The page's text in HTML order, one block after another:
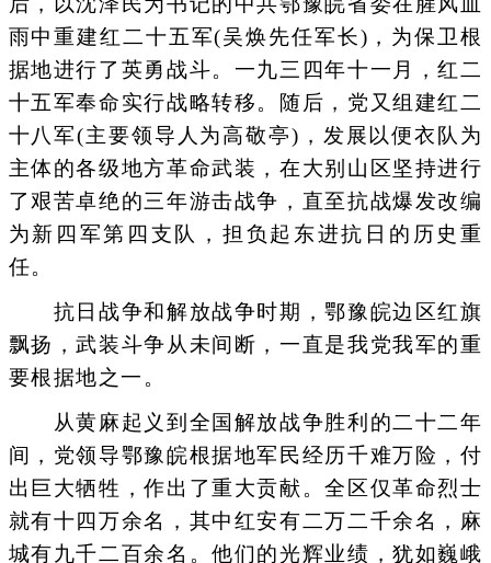
雨中重建红二十五军(吴焕先任军长)，为保卫根
据地进行了英勇战斗。一九三四年十一月，红二
十五军奉命实行战略转移。随后，党又组建红二
十八军(主要领导人为高敬亭)，发展以便衣队为
主体的各级地方革命武装，在大别山区坚持进行
了艰苦卓绝的三年游击战争，直至抗战爆发改编
为新四军第四支队，担负起东进抗日的历史重
任。
抗日战争和解放战争时期，鄂豫皖边区红旗
飘扬，武装斗争从未间断，一直是我党我军的重
要根据地之一。
从黄麻起义到全国解放战争胜利的二十二年
间，党领导鄂豫皖根据地军民经历千难万险，付
出巨大牺牲，作出了重大贡献。全区仅革命烈士
就有十四万余名，其中红安有二万二千余名，麻
城有九千二百余名。他们的光辉业绩，犹如巍峨